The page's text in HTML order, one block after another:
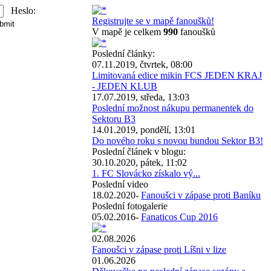
Heslo:
Registrujte se v mapě fanoušků!
V mapě je celkem 990 fanoušků
Poslední články:
07.11.2019, čtvrtek, 08:00
Limitovaná edice mikin FCS JEDEN KRAJ
- JEDEN KLUB
17.07.2019, středa, 13:03
Poslední možnost nákupu permanentek do
Sektoru B3
14.01.2019, pondělí, 13:01
Do nového roku s novou bundou Sektor B3!
Poslední článek v blogu:
30.10.2020, pátek, 11:02
1. FC Slovácko získalo vý...
Poslední video
18.02.2020- Fanoušci v zápase proti Baníku
Poslední fotogalerie
05.02.2016- Fanaticos Cup 2016
02.08.2026
Fanoušci v zápase proti Líšni v lize
01.06.2026